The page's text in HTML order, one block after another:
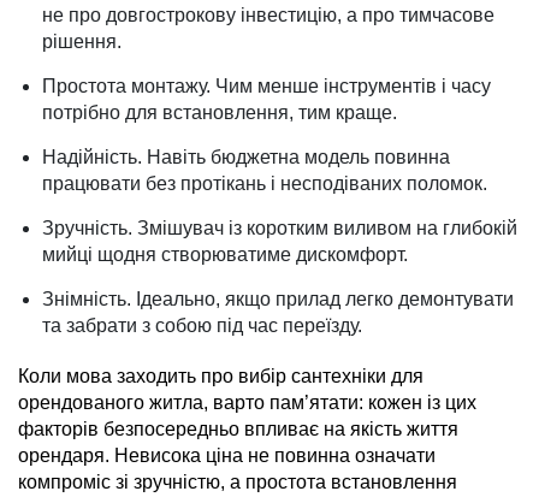
не про довгострокову інвестицію, а про тимчасове
рішення.
Простота монтажу. Чим менше інструментів і часу
потрібно для встановлення, тим краще.
Надійність. Навіть бюджетна модель повинна
працювати без протікань і несподіваних поломок.
Зручність. Змішувач із коротким виливом на глибокій
мийці щодня створюватиме дискомфорт.
Знімність. Ідеально, якщо прилад легко демонтувати
та забрати з собою під час переїзду.
Коли мова заходить про вибір сантехніки для
орендованого житла, варто пам’ятати: кожен із цих
факторів безпосередньо впливає на якість життя
орендаря. Невисока ціна не повинна означати
компроміс зі зручністю, а простота встановлення